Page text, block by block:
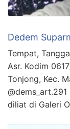
Dedem
Tempat,
Asr. Kodim
Tonjong, Kec.
diliat di Galeri